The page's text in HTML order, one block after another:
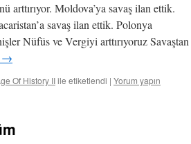
arttırıyor. Moldova’ya savaş ilan ettik.
savaş ilan ettik. Polonya
Nüfüs ve Vergiyi arttırıyoruz Savaştan
→
Of History IIile etiketlendi | Yorum yapın